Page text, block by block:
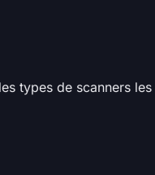
types de scanners